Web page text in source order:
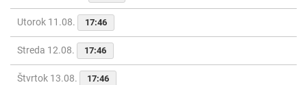
Utorok 11.08. 17:46
Streda 12.08. 17:46
Štvrtok 13.08. 17:46